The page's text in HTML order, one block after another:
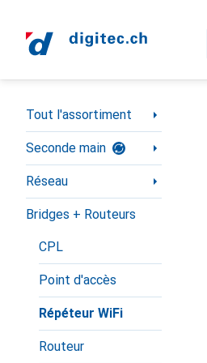
Navigation par catégorie
Tout l'assortiment
Seconde main
Réseau
Bridges + Routeurs
CPL
Point d'accès
Répéteur WiFi
Routeur